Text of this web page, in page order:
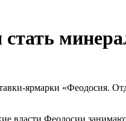
стать
ярмарки «Феодосия.